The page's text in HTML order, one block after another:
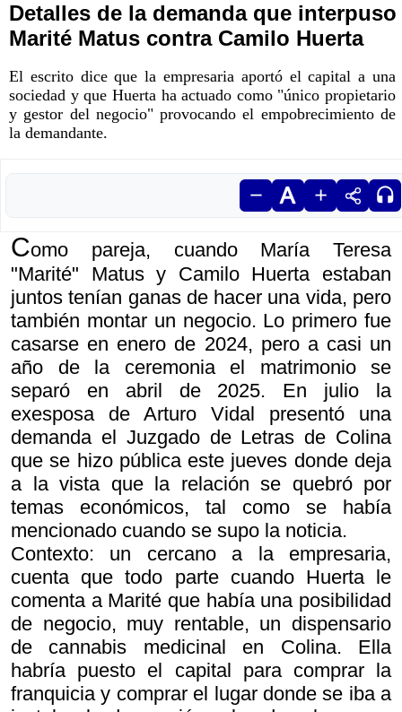
Detalles de la demanda que interpuso
Marité Matus contra Camilo Huerta
El escrito dice que la empresaria aportó el capital a una
sociedad y que Huerta ha actuado como "único propietario
y gestor del negocio" provocando el empobrecimiento de
la demandante.
Como pareja, cuando María Teresa
"Marité" Matus y Camilo Huerta estaban
juntos tenían ganas de hacer una vida, pero
también montar un negocio. Lo primero fue
casarse en enero de 2024, pero a casi un
año de la ceremonia el matrimonio se
separó en abril de 2025. En julio la
exesposa de Arturo Vidal presentó una
demanda el Juzgado de Letras de Colina
que se hizo pública este jueves donde deja
a la vista que la relación se quebró por
temas económicos, tal como se había
mencionado cuando se supo la noticia.
Contexto: un cercano a la empresaria,
cuenta que todo parte cuando Huerta le
comenta a Marité que había una posibilidad
de negocio, muy rentable, un dispensario
de cannabis medicinal en Colina. Ella
habría puesto el capital para comprar la
franquicia y comprar el lugar donde se iba a